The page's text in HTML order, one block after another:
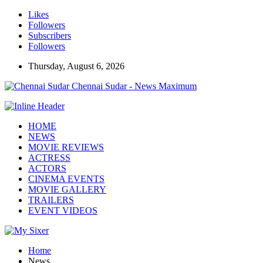
Likes
Followers
Subscribers
Followers
Thursday, August 6, 2026
Chennai Sudar - News Maximum
HOME
NEWS
MOVIE REVIEWS
ACTRESS
ACTORS
CINEMA EVENTS
MOVIE GALLERY
TRAILERS
EVENT VIDEOS
Home
News